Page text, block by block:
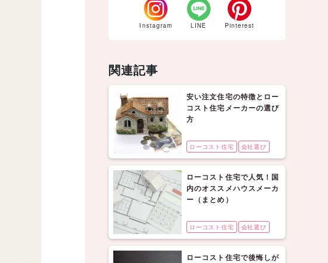
Instagram LINE Pinterest
関連記事
安い注文住宅の特徴とロー
コスト住宅メーカーの選び
方
ローコスト住宅 会社選び
ローコスト住宅で人気！国
内のオススメハウスメーカ
ー（まとめ）
ローコスト住宅 会社選び
ローコスト住宅で後悔しが